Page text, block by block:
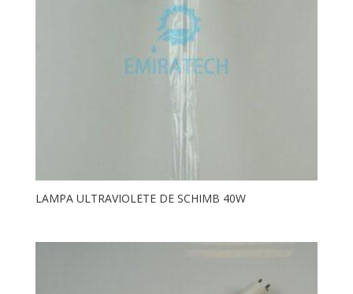
LAMPA ULTRAVIOLETE DE SCHIMB 40W